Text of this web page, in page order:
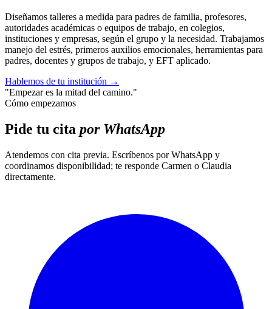
Diseñamos talleres a medida para padres de familia, profesores,
autoridades académicas o equipos de trabajo, en colegios,
instituciones y empresas, según el grupo y la necesidad. Trabajamos
manejo del estrés, primeros auxilios emocionales, herramientas para
padres, docentes y grupos de trabajo, y EFT aplicado.
Hablemos de tu institución →
"Empezar es la mitad del camino."
Cómo empezamos
Pide tu cita por WhatsApp
Atendemos con cita previa. Escríbenos por WhatsApp y
coordinamos disponibilidad; te responde Carmen o Claudia
directamente.